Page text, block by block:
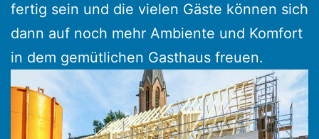
fertig sein und die vielen Gäste können sich
dann auf noch mehr Ambiente und Komfort
in dem gemütlichen Gasthaus freuen.